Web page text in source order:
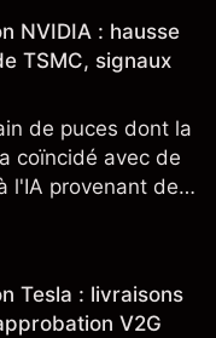
NVIDIA : hausse
TSMC, signaux
de puces dont la
coïncidé avec de
l'IA provenant de
futurs.
Tesla : livraisons
V2G